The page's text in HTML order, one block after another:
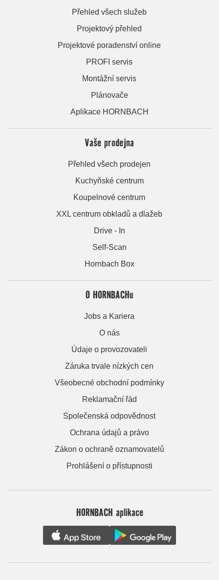
Přehled všech služeb
Projektový přehled
Projektové poradenství online
PROFI servis
Montážní servis
Plánovače
Aplikace HORNBACH
Vaše prodejna
Přehled všech prodejen
Kuchyňské centrum
Koupelnové centrum
XXL centrum obkladů a dlažeb
Drive - In
Self-Scan
Hornbach Box
O HORNBACHu
Jobs a Kariera
O nás
Údaje o provozovateli
Záruka trvale nízkých cen
Všeobecné obchodní podmínky
Reklamační řád
Společenská odpovědnost
Ochrana údajů a právo
Zákon o ochraně oznamovatelů
Prohlášení o přístupnosti
HORNBACH aplikace